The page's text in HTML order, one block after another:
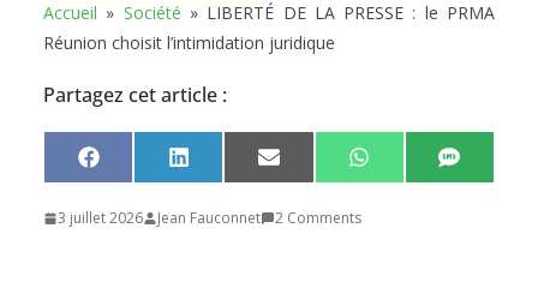
Accueil » Société » LIBERTÉ DE LA PRESSE : le PRMA
Réunion choisit l’intimidation juridique
Partagez cet article :
Share
on
F
a
e
Share
on
L
i
k
Share
on
E
m
i
Share
on
W
h
Share
on
S
M
3 juillet 2026 Jean Fauconnet 2 Comments